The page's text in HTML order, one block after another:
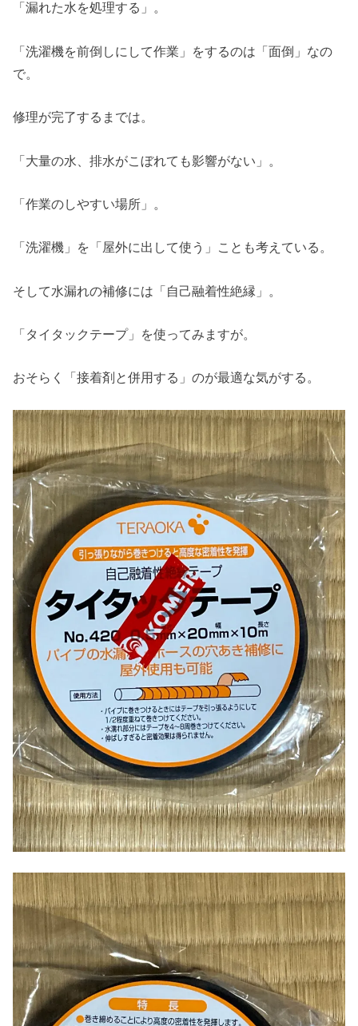
「漏れた水を処理する」。
「洗濯機を前倒しにして作業」をするのは「面倒」なの
で。
修理が完了するまでは。
「大量の水、排水がこぼれても影響がない」。
「作業のしやすい場所」。
「洗濯機」を「屋外に出して使う」ことも考えている。
そして水漏れの補修には「自己融着性絶縁」。
「タイタックテープ」を使ってみますが。
おそらく「接着剤と併用する」のが最適な気がする。